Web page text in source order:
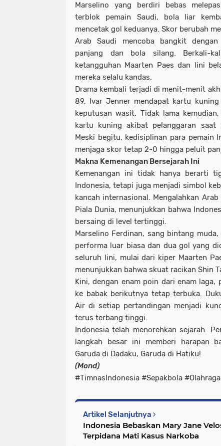
Marselino yang berdiri bebas
terblok pemain Saudi, bola liar
mencetak gol keduanya. Skor berubah
Arab Saudi mencoba bangkit dengan
panjang dan bola silang. Berkali-
ketangguhan Maarten Paes dan lini
mereka selalu kandas.
Drama kembali terjadi di menit-menit
89, Ivar Jenner mendapat kartu
keputusan wasit. Tidak lama
kartu kuning akibat pelanggaran saat
Meski begitu, kedisiplinan para pemain
menjaga skor tetap 2-0 hingga peluit
Makna Kemenangan Bersejarah Ini
Kemenangan ini tidak hanya berarti
Indonesia, tetapi juga menjadi simbol
kancah internasional. Mengalahkan
Piala Dunia, menunjukkan bahwa
bersaing di level tertinggi.
Marselino Ferdinan, sang bintang
performa luar biasa dan dua gol yang
seluruh lini, mulai dari kiper Maarten
menunjukkan bahwa skuat racikan Shin
Kini, dengan enam poin dari enam laga,
ke babak berikutnya tetap terbuka.
Air di setiap pertandingan menjadi
terus terbang tinggi.
Indonesia telah menorehkan sejarah.
langkah besar ini memberi harapan
Garuda di Dadaku, Garuda di Hatiku!
(Mond)
#TimnasIndonesia #Sepakbola
Artikel Selanjutnya
Indonesia Bebaskan Mary Jane
Terpidana Mati Kasus Narkoba